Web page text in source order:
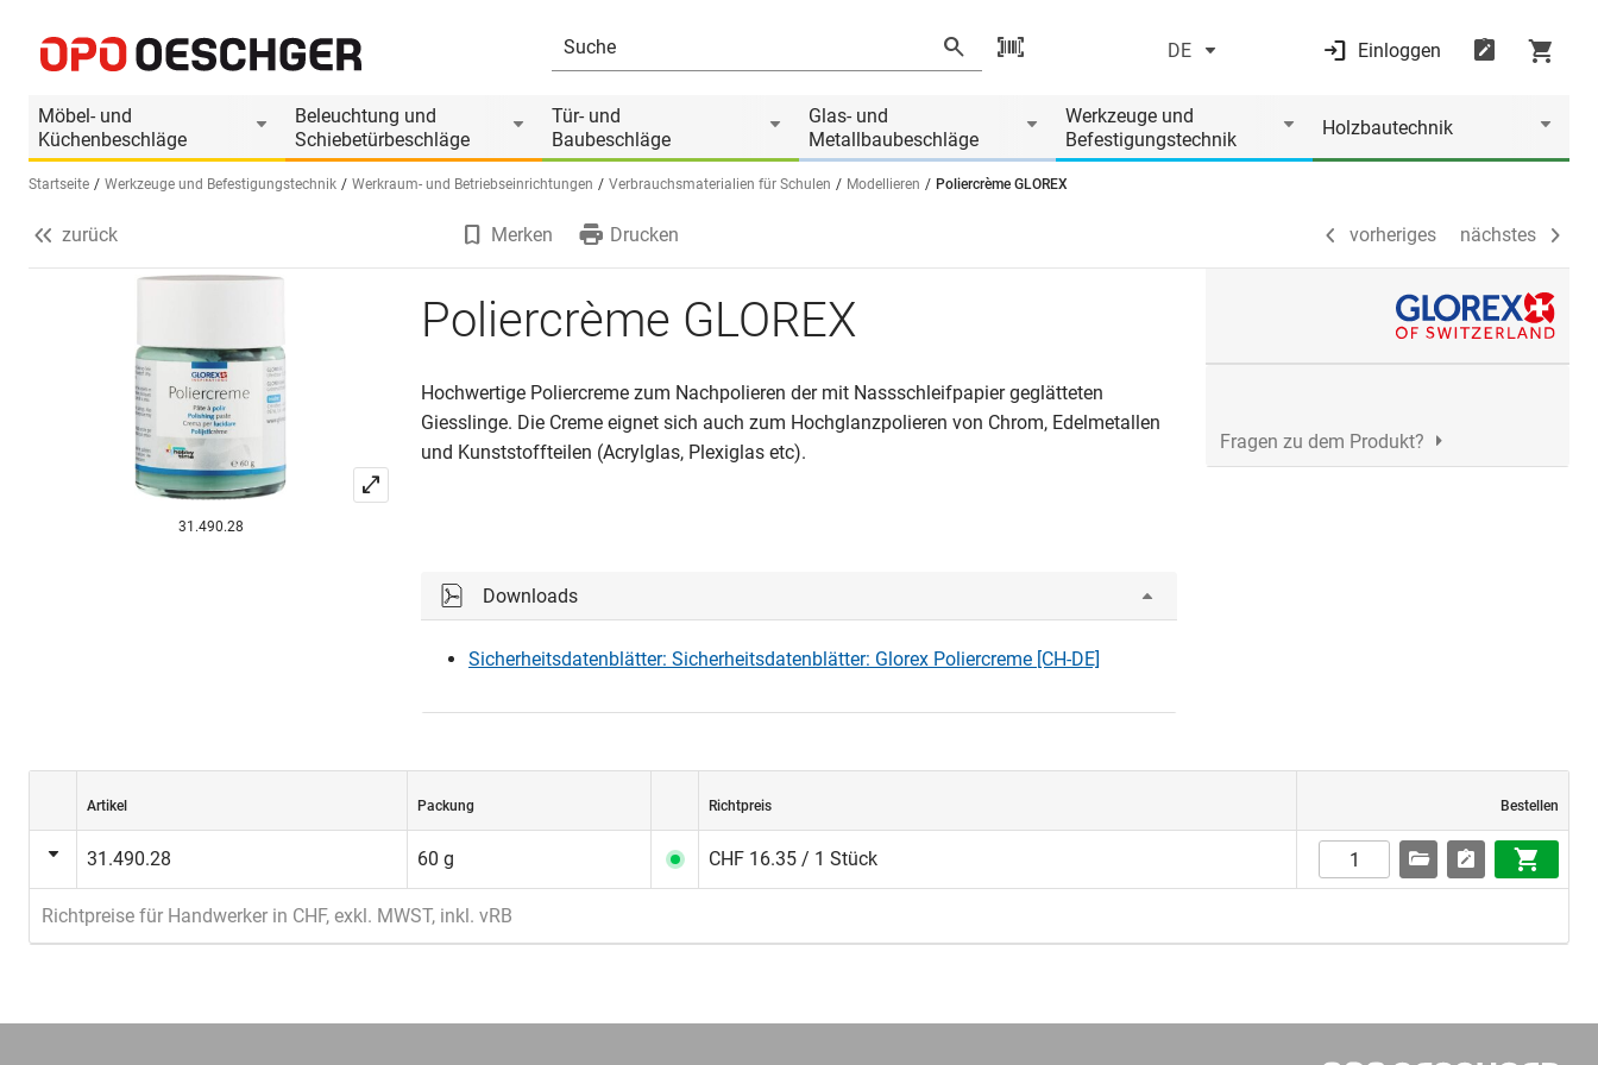
DE Einloggen
Möbel- und
Küchenbeschläge
Beleuchtung und
Schiebetürbeschläge
Tür- und
Baubeschläge
Glas- und
Metallbaubeschläge
Werkzeuge und
Befestigungstechnik
Holzbautechnik
Sprache wählen (DE)
Startseite Werkzeuge und Befestigungstechnik Werkraum- und Betriebseinrichtungen Verbrauchsmaterialien für Schulen Modellieren Poliercrème GLOREX
Produktinformationen
vorheriges nächstes
zurück Merken Drucken vorheriges nächstes
31.490.28
Poliercrème GLOREX
Hochwertige Poliercreme zum Nachpolieren der mit Nassschleifpapier geglätteten
Giesslinge. Die Creme eignet sich auch zum Hochglanzpolieren von Chrom, Edelmetallen
und Kunststoffteilen (Acrylglas, Plexiglas etc).
Downloads
Sicherheitsdatenblätter: Sicherheitsdatenblätter: Glorex Poliercreme [CH-DE]
Fragen zu dem Produkt?
Artikel Packung Richtpreis Bestellen
31.490.28 60 g CHF 16.35 / 1 Stück
Richtpreise für Handwerker in CHF, exkl. MWST, inkl. vRB